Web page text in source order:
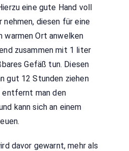
eine gute Hand voll
diesen für eine
warmen Ort anwelken
zusammen mit 1 liter
Gefäß tun. Diesen
gut 12 Stunden ziehen
entfernt man den
kann sich an einem
davor gewarnt, mehr als